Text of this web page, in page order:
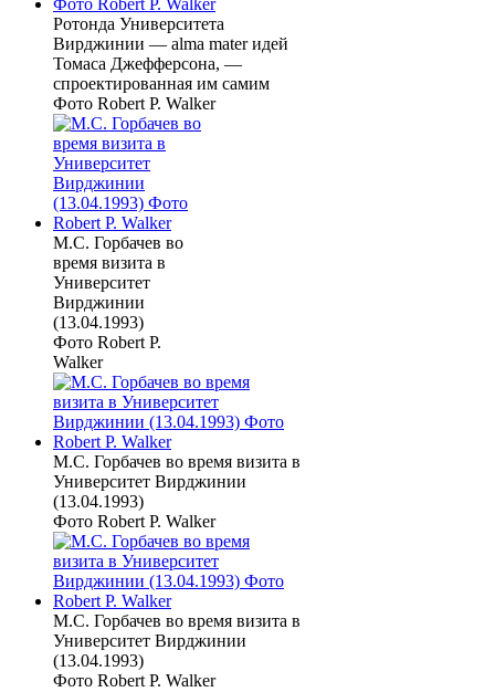
Ротонда Университета
Вирджинии — alma mater идей
Томаса Джефферсона, —
спроектированная им самим
Фото Robert P. Walker
М.С. Горбачев во
время визита в
Университет
Вирджинии
(13.04.1993)
Фото Robert P.
Walker
М.С. Горбачев во время визита в
Университет Вирджинии
(13.04.1993)
Фото Robert P. Walker
М.С. Горбачев во время визита в
Университет Вирджинии
(13.04.1993)
Фото Robert P. Walker